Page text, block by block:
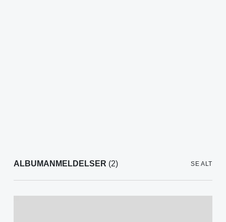
ALBUMANMELDELSER (2) SE ALT